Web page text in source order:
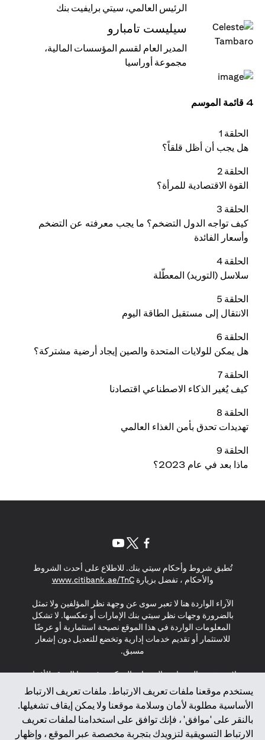
الرئيس العالمي، سيتي برايفيت بنك
سيليست تامبارو
المدير العام لقسم المؤسسات المالية،
مجموعة أوراسيا
4 قائمة الموسم
الحلقة 1
هل يجب أن أظل قلقاً؟
الحلقة 2
القوة الاقتصادية للمرأة؟
الحلقة 3
كيف تواجه الدول التضخم؟ ما يجب معرفته عن التضخم
وأسعار الفائدة
الحلقة 4
سلاسل (التوريد) المعطّلة
الحلقة 5
الانتقال إلى مستقبل الطاقة اليوم
الحلقة 6
هل يمكن للولايات المتحدة والصين إيجاد أرضية مشتركة؟
الحلقة 7
كيف يُغير الذكاء الاصطناعي اقتصادنا
الحلقة 8
تهديدات تحدق بأمن الغذاء العالمي
الحلقة 9
ماذا بعد في عام 2023؟
يستخدم موقعنا ملفات تعريف الارتباط. ملفات تعريف الارتباط
الأساسية مطلوبة لأمان وسلامة موقعنا ولا يمكن إيقاف تشغيلها.
بالنقر على 'موافق' ، فإنك توافق على استخدامنا لملفات تعريف
الارتباط التسويقية لتزويدك بتجربة مخصصة عبر الموقع ، وإظهار
تُطبق شروط وأحكام سيتي بنك. للاطلاع على أحدث الشروط
والأحكام ، تفضل بزيارةwww.citibank.ae/TnC
(opens in a new tab)
الآراء الواردة هنا لا تعبر سوى عن وجهة نظر المؤلفين ولا تمثل
بالضرورة وجهات نظر سيتي بنك الإمارات أو تعكسها. لا تشكل
المعلومات الواردة في هذا الموقع نصيحة استثمارية أو عرضًا
للاستثمار أو تقديم خدمات إدارية وتخضع للتعديل دون إشعار
مسبق.
لا يتم تقديم المنتجات والخدمات المذكورة في هذا الموقع للأفراد
المقيمين في الاتحاد الأوروبي أو المنطقة الاقتصادية الأوروبية أو
سويسرا أو غيرنسي أو جيرسي أو موناكو أو سان مارينو أو
الفاتيكان أو جزيرة مان أو المملكة المتحدة أو خصوصية البيانات
(لائحة حماية البيانات العامة \ قانون حماية البيانات الشخصية
العامة \ قانون خصوصية نيوزيلندا). المحتوى الموجود في هذه